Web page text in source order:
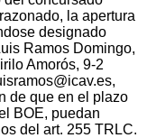
la apertura
designado
Ramos Domingo,
Amorós, 9-2
de que en el plazo
BOE, puedan
del art. 255 TRLC.